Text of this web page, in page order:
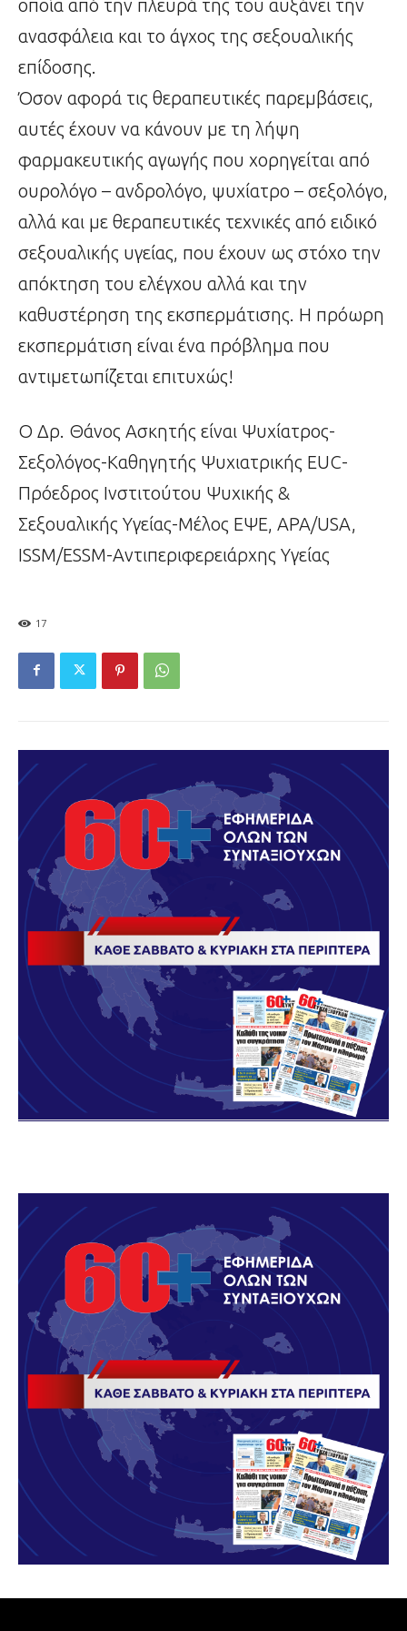
οποία από την πλευρά της του αυξάνει την
ανασφάλεια και το άγχος της σεξουαλικής
επίδοσης.
Όσον αφορά τις θεραπευτικές παρεμβάσεις,
αυτές έχουν να κάνουν με τη λήψη
φαρμακευτικής αγωγής που χορηγείται από
ουρολόγο – ανδρολόγο, ψυχίατρο – σεξολόγο,
αλλά και με θεραπευτικές τεχνικές από ειδικό
σεξουαλικής υγείας, που έχουν ως στόχο την
απόκτηση του ελέγχου αλλά και την
καθυστέρηση της εκσπερμάτισης. Η πρόωρη
εκσπερμάτιση είναι ένα πρόβλημα που
αντιμετωπίζεται επιτυχώς!
Ο Δρ. Θάνος Ασκητής είναι Ψυχίατρος-
Σεξολόγος-Καθηγητής Ψυχιατρικής EUC-
Πρόεδρος Ινστιτούτου Ψυχικής &
Σεξουαλικής Υγείας-Μέλος ΕΨΕ, APA/USA,
ISSM/ESSM-Αντιπεριφερειάρχης Υγείας
17